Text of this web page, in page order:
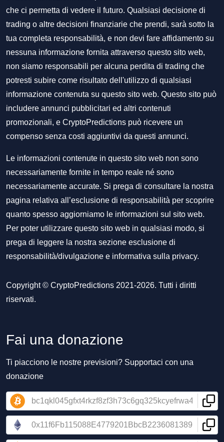
che ci permetta di vedere il futuro. Qualsiasi decisione di
trading o altre decisioni finanziarie che prendi, sarà sotto la
tua completa responsabilità, e non devi fare affidamento su
nessuna informazione fornita attraverso questo sito web,
non siamo responsabili per alcuna perdita di trading che
potresti subire come risultato dell'utilizzo di qualsiasi
informazione contenuta su questo sito web. Questo sito può
includere annunci pubblicitari ed altri contenuti
promozionali, e CryptoPredictions può ricevere un
compenso senza costi aggiuntivi da questi annunci.
Le informazioni contenute in questo sito web non sono
necessariamente fornite in tempo reale né sono
necessariamente accurate. Si prega di consultare la nostra
pagina relativa all’esclusione di responsabilità per scoprire
quanto spesso aggiorniamo le informazioni sul sito web.
Per poter utilizzare questo sito web in qualsiasi modo, si
prega di leggere la nostra sezione esclusione di
responsabilità/divulgazione e informativa sulla privacy.
Copyright © CryptoPredictions 2021-2026. Tutti i diritti
riservati.
Fai una donazione
Ti piacciono le nostre previsioni? Supportaci con una
donazione